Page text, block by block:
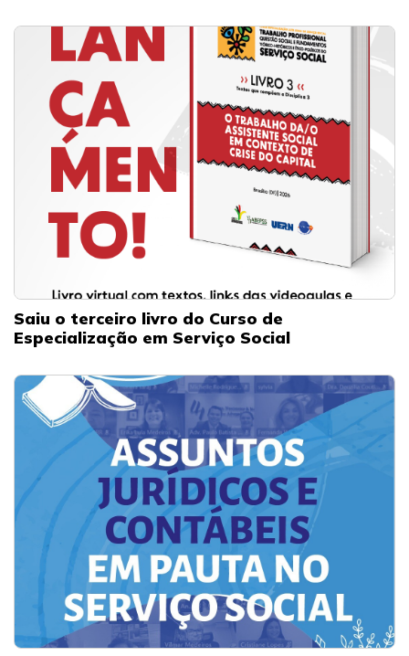
Saiu o terceiro livro do Curso de
Especialização em Serviço Social